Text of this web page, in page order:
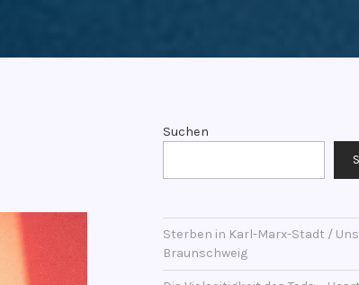
Suchen
Sterben in Karl-Marx-Stadt /
Braunschweig